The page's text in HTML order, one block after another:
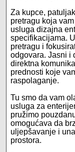
Za kupce,
pretragu koja
usluga dizajna
specifikacijama.
pretragu i
odgovara. Jasni i
direktna
prednosti koje
raspolaganje.
Tu smo da vam
usluga za
pružimo
omogućava da
uljepšavanje i
prostora.